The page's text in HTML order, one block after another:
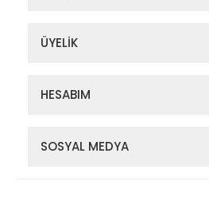
ÜYELİK
HESABIM
SOSYAL MEDYA